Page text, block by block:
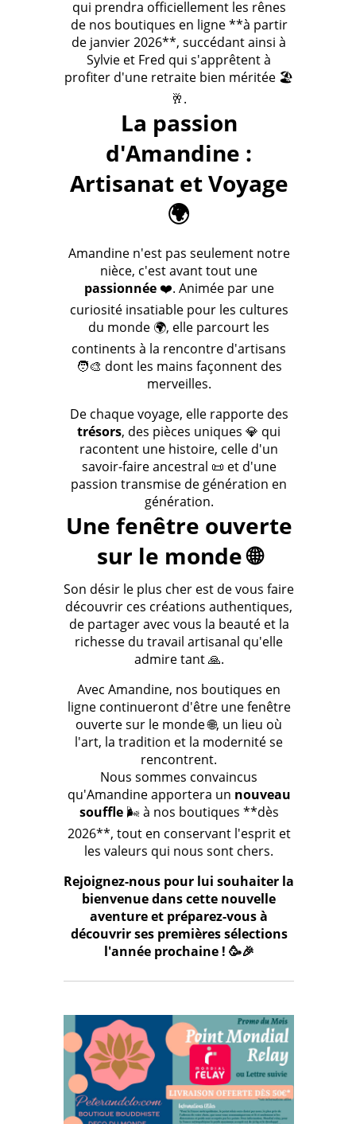
qui prendra officiellement les rênes
de nos boutiques en ligne **à partir
de janvier 2026**, succédant ainsi à
Sylvie et Fred qui s'apprêtent à
profiter d'une retraite bien méritée 🏖️
🥂.
La passion
d'Amandine :
Artisanat et Voyage
🌍
Amandine n'est pas seulement notre
nièce, c'est avant tout une
passionnée❤️. Animée par une
curiosité insatiable pour les cultures
du monde 🌍, elle parcourt les
continents à la rencontre d'artisans
🧑‍🎨 dont les mains façonnent des
merveilles.
De chaque voyage, elle rapporte des
trésors, des pièces uniques 💎 qui
racontent une histoire, celle d'un
savoir-faire ancestral 📜 et d'une
passion transmise de génération en
génération.
Une fenêtre ouverte
sur le monde 🌐
Son désir le plus cher est de vous faire
découvrir ces créations authentiques,
de partager avec vous la beauté et la
richesse du travail artisanal qu'elle
admire tant 🙏.
Avec Amandine, nos boutiques en
ligne continueront d'être une fenêtre
ouverte sur le monde 🌐, un lieu où
l'art, la tradition et la modernité se
rencontrent.
Nous sommes convaincus
qu'Amandine apportera un nouveau
souffle🌬️ à nos boutiques **dès
2026**, tout en conservant l'esprit et
les valeurs qui nous sont chers.
Rejoignez-nous pour lui souhaiter la
bienvenue dans cette nouvelle
aventure et préparez-vous à
découvrir ses premières sélections
l'année prochaine ! 🥳🎉